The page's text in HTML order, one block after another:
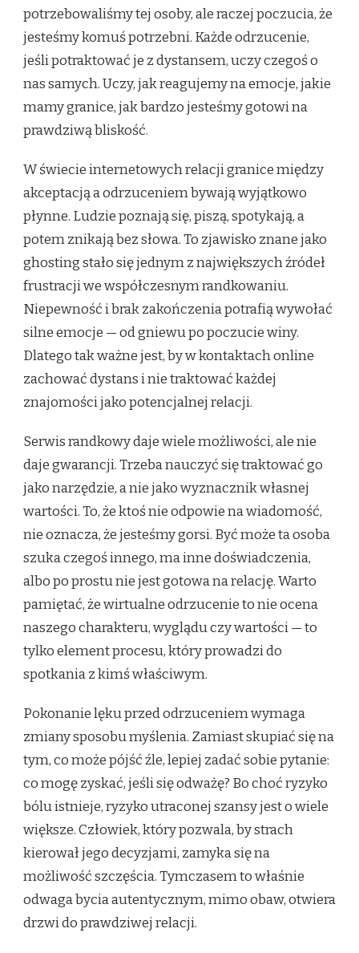
potrzebowaliśmy tej osoby, ale raczej poczucia, że
jesteśmy komuś potrzebni. Każde odrzucenie,
jeśli potraktować je z dystansem, uczy czegoś o
nas samych. Uczy, jak reagujemy na emocje, jakie
mamy granice, jak bardzo jesteśmy gotowi na
prawdziwą bliskość.
W świecie internetowych relacji granice między
akceptacją a odrzuceniem bywają wyjątkowo
płynne. Ludzie poznają się, piszą, spotykają, a
potem znikają bez słowa. To zjawisko znane jako
ghosting stało się jednym z największych źródeł
frustracji we współczesnym randkowaniu.
Niepewność i brak zakończenia potrafią wywołać
silne emocje — od gniewu po poczucie winy.
Dlatego tak ważne jest, by w kontaktach online
zachować dystans i nie traktować każdej
znajomości jako potencjalnej relacji.
Serwis randkowy daje wiele możliwości, ale nie
daje gwarancji. Trzeba nauczyć się traktować go
jako narzędzie, a nie jako wyznacznik własnej
wartości. To, że ktoś nie odpowie na wiadomość,
nie oznacza, że jesteśmy gorsi. Być może ta osoba
szuka czegoś innego, ma inne doświadczenia,
albo po prostu nie jest gotowa na relację. Warto
pamiętać, że wirtualne odrzucenie to nie ocena
naszego charakteru, wyglądu czy wartości — to
tylko element procesu, który prowadzi do
spotkania z kimś właściwym.
Pokonanie lęku przed odrzuceniem wymaga
zmiany sposobu myślenia. Zamiast skupiać się na
tym, co może pójść źle, lepiej zadać sobie pytanie:
co mogę zyskać, jeśli się odważę? Bo choć ryzyko
bólu istnieje, ryzyko utraconej szansy jest o wiele
większe. Człowiek, który pozwala, by strach
kierował jego decyzjami, zamyka się na
możliwość szczęścia. Tymczasem to właśnie
odwaga bycia autentycznym, mimo obaw, otwiera
drzwi do prawdziwej relacji.